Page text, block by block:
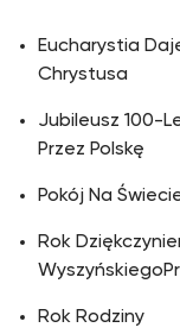
Eucharystia
Chrystusa
Jubileusz 100-
Przez Polskę
Pokój Na
Rok
Rok Rodziny